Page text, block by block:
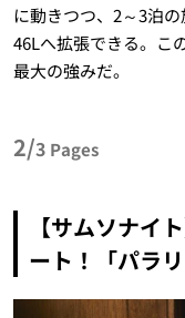
に動きつつ、2～3泊
46Lへ拡張できる。こ
最大の強みだ。
2/3 Pages
【サムソナイ
ート！「パラ